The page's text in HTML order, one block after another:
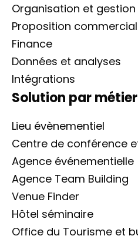
Organisation et
Proposition
Finance
Données et analyses
Intégrations
Solution par métier
Lieu évènementiel
Centre de conférence
Agence événementielle
Agence Team Building
Venue Finder
Hôtel séminaire
Office du Tourisme et